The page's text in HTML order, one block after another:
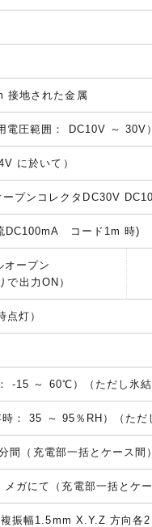
接地された金属
電圧範囲： DC10V ～ 30V
に於いて）
プンコレクタDC30V
DC100mA コード1m 時)
オープン
で出力ON）
灯）
-15 ～ 60℃）（ただし氷結
： 35 ～ 95％RH）（ただ
間（充電部一括とケース間
ガにて（充電部一括とケ
振幅1.5mm X.Y.Z 方向各2